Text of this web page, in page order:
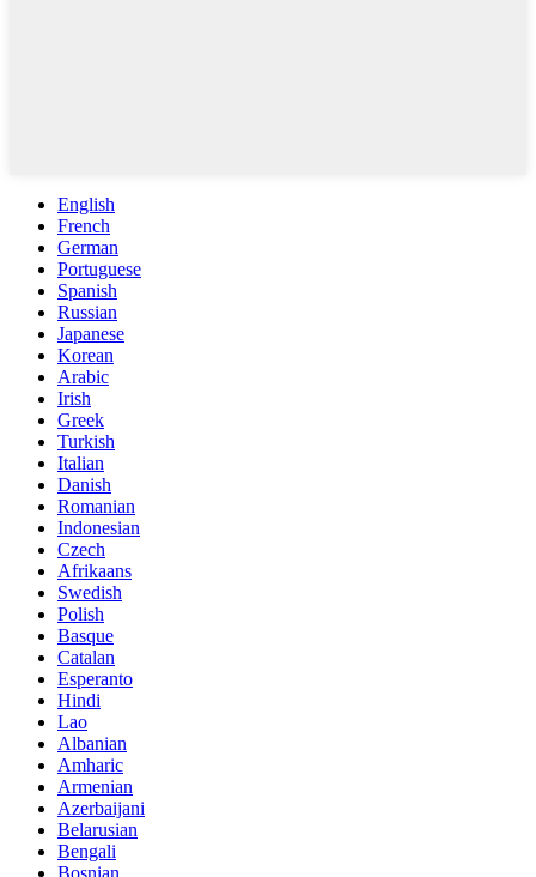
English
French
German
Portuguese
Spanish
Russian
Japanese
Korean
Arabic
Irish
Greek
Turkish
Italian
Danish
Romanian
Indonesian
Czech
Afrikaans
Swedish
Polish
Basque
Catalan
Esperanto
Hindi
Lao
Albanian
Amharic
Armenian
Azerbaijani
Belarusian
Bengali
Bosnian